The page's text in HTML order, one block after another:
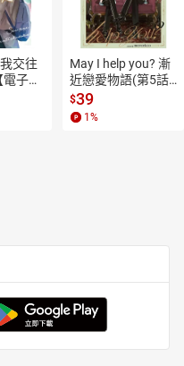
欄目，名字正叫「別處」。
、「別處．成都」……唯有照
活生生、會走路的「別
在別處，也總是要出發上
個都讓我印象深刻，沒去過
佩服易安的一點，就是他在
合了看似艱澀難懂的歷史，
流亡身影；從與約旦車臣沙
。看完他的這些故事，讓我
一樣的故事。
行》作者）：
交往
電子
May I help you? 漸
近戀愛物語(第5話)
【電子書】
$39
1 %